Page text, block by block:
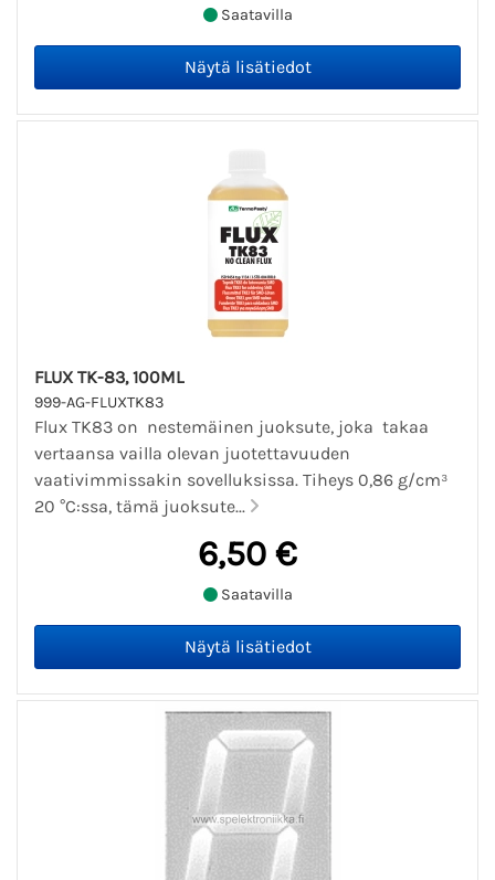
Saatavilla
FLUX TK-83, 100ML
999-AG-FLUXTK83
Flux TK83 on nestemäinen juoksute, joka takaa
vertaansa vailla olevan juotettavuuden
vaativimmissakin sovelluksissa. Tiheys 0,86 g/cm³
20 °C:ssa, tämä juoksute...
6,50 €
Saatavilla